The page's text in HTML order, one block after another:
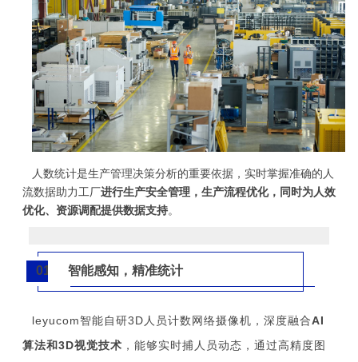
人数统计是生产管理决策分析的重要依据，实时掌握准确的人
流数据助力工厂进行生产安全管理，生产流程优化，同时为人效
优化、资源调配提供数据支持。
01 智能感知，精准统计
leyucom智能自研3D人员计数网络摄像机，深度融合AI
算法和3D视觉技术 ，能够实时捕人员动态，通过高精度图